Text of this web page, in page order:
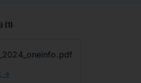
(1)
->